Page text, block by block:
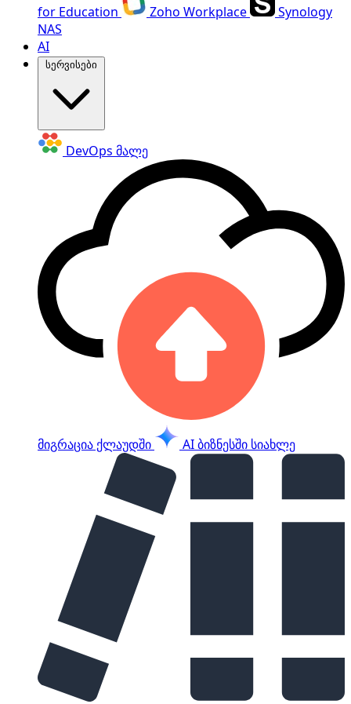
for Education Zoho Workplace
Synology
NAS
AI
DevOps მალე
მიგრაცია ქლაუდში AI ბიზნესში სიახლე